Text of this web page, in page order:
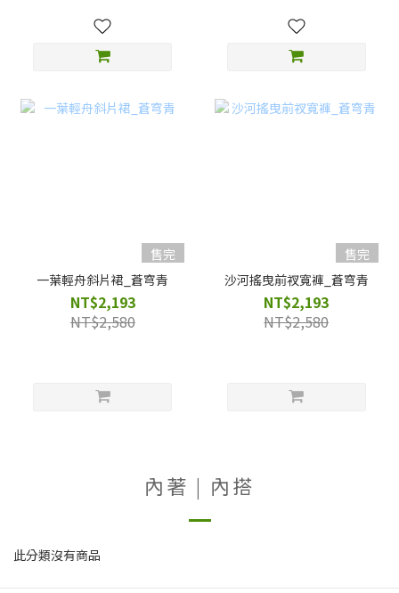
售完
一葉輕舟斜片裙_蒼穹青
NT$2,193
NT$2,580
售完
沙河搖曳前衩寬褲_蒼穹青
NT$2,193
NT$2,580
內著 | 內搭
此分類沒有商品